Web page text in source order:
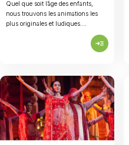
Quel que soit l’âge des enfants,
nous trouvons les animations les
plus originales et ludiques….
read_more